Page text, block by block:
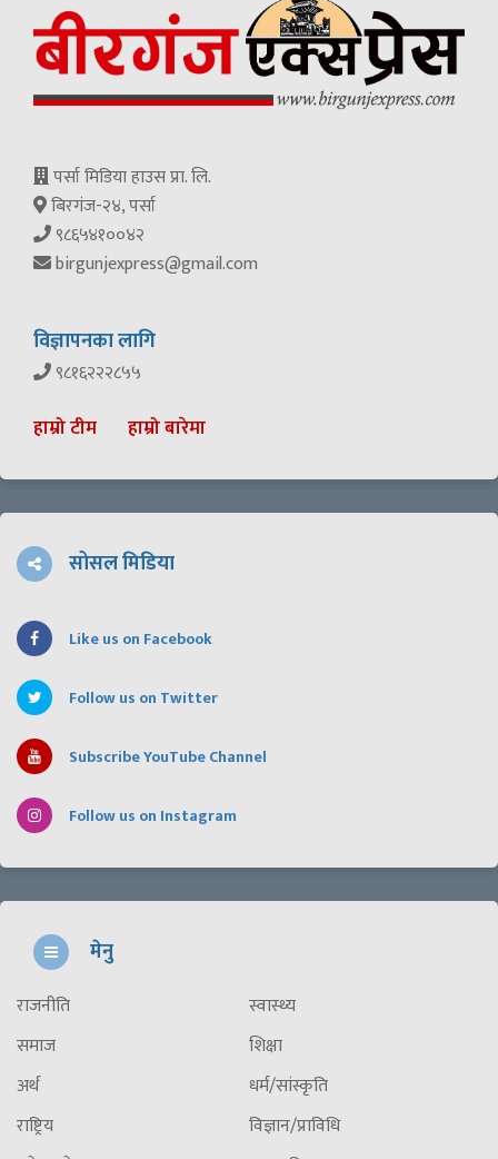
पर्सा मिडिया हाउस प्रा. लि.
बिरगंज-२४, पर्सा
९८६५४१००४२
birgunjexpress@gmail.com
विज्ञापनका लागि
९८१६२२२८५५
हाम्रो टीम हाम्रो बारेमा
सोसल मिडिया
Like us on Facebook
Follow us on Twitter
Subscribe YouTube Channel
Follow us on Instagram
मेनु
राजनीति
समाज
अर्थ
राष्ट्रिय
स्वास्थ्य
शिक्षा
धर्म/सांस्कृति
विज्ञान/प्राविधि